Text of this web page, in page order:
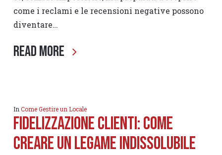
come i reclami e le recensioni negative possono
diventare…
Read More
In Come Gestire un Locale
Fidelizzazione clienti: Come
Creare un Legame Indissolubile